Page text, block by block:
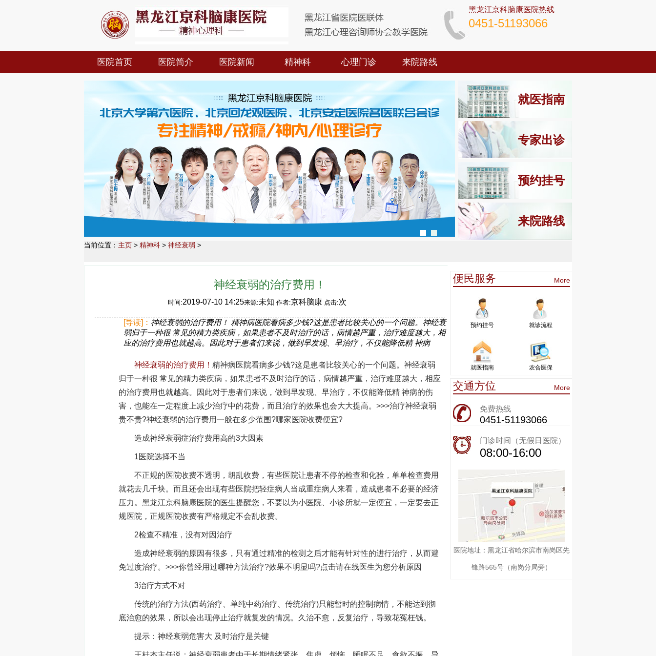
黑龙江京科脑康医院热线
0451-51193066
医院首页 医院简介 医院新闻 精神科 心理门诊 来院路线
就医指南
专家出诊
预约挂号
来院路线
当前位置： 主页 > 精神科 > 神经衰弱 >
神经衰弱的治疗费用！
时间:2019-07-10 14:25来源:未知 作者:京科脑康 点击:次
[导读]： 神经衰弱的治疗费用！ 精神病医院看病多少钱?这是患者比较关心的一个问题。神经衰
弱归于一种很 常见的精力类疾病，如果患者不及时治疗的话，病情越严重，治疗难度越大，相
应的治疗费用也就越高。因此对于患者们来说，做到早发现、早治疗，不仅能降低精 神病
神经衰弱的治疗费用！ 精神病医院看病多少钱?这是患者比较关心的一个问题。神经衰弱
归于一种很 常见的精力类疾病，如果患者不及时治疗的话，病情越严重，治疗难度越大，相应
的治疗费用也就越高。因此对于患者们来说，做到早发现、早治疗，不仅能降低精 神病的伤
害，也能在一定程度上减少治疗中的花费，而且治疗的效果也会大大提高。>>>治疗神经衰弱
贵不贵?神经衰弱的治疗费用一般在多少范围?哪家医院收费便宜?
造成神经衰弱症治疗费用高的3大因素
1医院选择不当
不正规的医院收费不透明，胡乱收费，有些医院让患者不停的检查和化验，单单检查费用
就花去几千块。而且还会出现有些医院把轻症病人当成重症病人来看，造成患者不必要的经济
压力。黑龙江京科脑康医院的医生提醒您，不要以为小医院、小诊所就一定便宜，一定要去正
规医院，正规医院收费有严格规定不会乱收费。
2检查不精准，没有对因治疗
造成神经衰弱的原因有很多，只有通过精准的检测之后才能有针对性的进行治疗，从而避
免过度治疗。>>>你曾经用过哪种方法治疗?效果不明显吗?点击请在线医生为您分析原因
3治疗方式不对
传统的治疗方法(西药治疗、单纯中药治疗、传统治疗)只能暂时的控制病情，不能达到彻
底治愈的效果，所以会出现停止治疗就复发的情况。久治不愈，反复治疗，导致花冤枉钱。
提示：神经衰弱危害大 及时治疗是关键
便民服务 More
预约挂号 就诊流程
就医指南 农合医保
交通方位 More
免费热线
0451-51193066
门诊时间（无假日医院）
08:00-16:00
医院地址：黑龙江省哈尔滨市南岗区先
锋路565号（南岗分局旁）